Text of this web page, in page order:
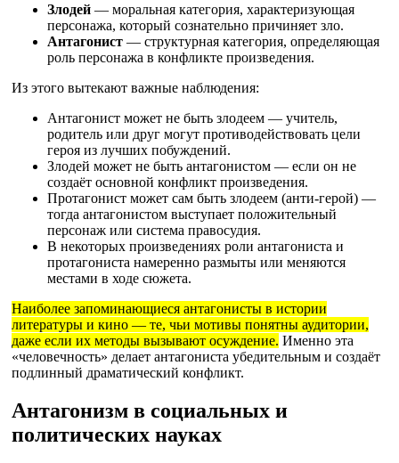
Злодей — моральная категория, характеризующая
персонажа, который сознательно причиняет зло.
Антагонист — структурная категория, определяющая
роль персонажа в конфликте произведения.
Из этого вытекают важные наблюдения:
Антагонист может не быть злодеем — учитель,
родитель или друг могут противодействовать цели
героя из лучших побуждений.
Злодей может не быть антагонистом — если он не
создаёт основной конфликт произведения.
Протагонист может сам быть злодеем (анти-герой) —
тогда антагонистом выступает положительный
персонаж или система правосудия.
В некоторых произведениях роли антагониста и
протагониста намеренно размыты или меняются
местами в ходе сюжета.
Наиболее запоминающиеся антагонисты в истории
литературы и кино — те, чьи мотивы понятны аудитории,
даже если их методы вызывают осуждение. Именно эта
«человечность» делает антагониста убедительным и создаёт
подлинный драматический конфликт.
Антагонизм в социальных и
политических науках